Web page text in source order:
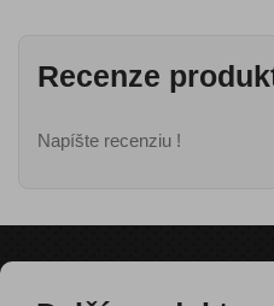
Recenze
Napíšte recenziu !